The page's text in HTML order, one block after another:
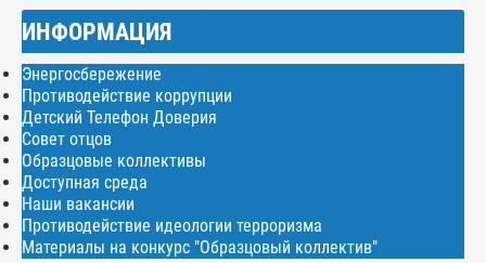
ИНФОРМАЦИЯ
Энергосбережение
Противодействие коррупции
Детский Телефон Доверия
Совет отцов
Образцовые коллективы
Доступная среда
Наши вакансии
Противодействие идеологии терроризма
Материалы на конкурс "Образцовый коллектив"